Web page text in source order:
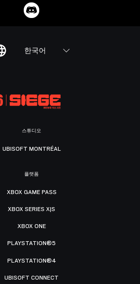
한국어
스튜디오
UBISOFT MONTRÉAL
플랫폼
XBOX GAME PASS
XBOX SERIES X|S
XBOX ONE
PLAYSTATION®5
PLAYSTATION®4
UBISOFT CONNECT